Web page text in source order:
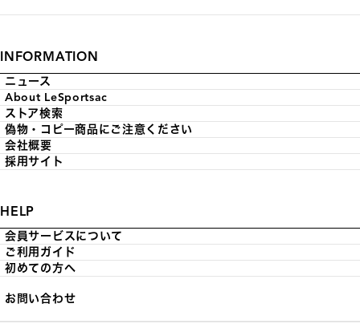
INFORMATION
ニュース
About LeSportsac
ストア検索
偽物・コピー商品にご注意ください
会社概要
採用サイト
HELP
会員サービスについて
ご利用ガイド
初めての方へ
お問い合わせ